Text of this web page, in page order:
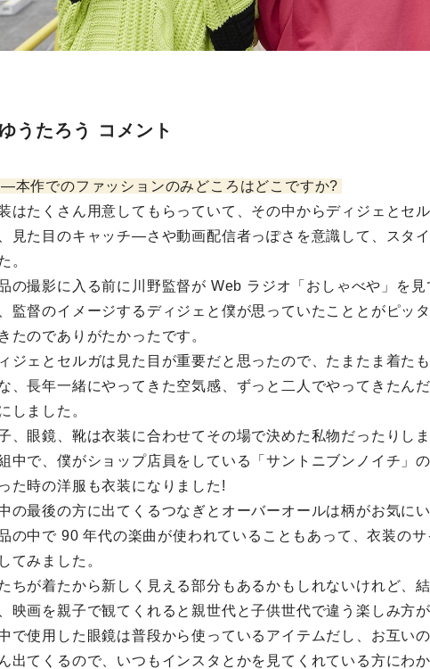
ゆうたろう コメント
本作でのファッションのみどころはどこですか?
はたくさん用意してもらっていて、その中からディジェとセ
見た目のキャッチ―さや動画配信者っぽさを意識して、スタ
。
の撮影に入る前に川野監督が Web ラジオ「おしゃべや」を
監督のイメージするディジェと僕が思っていたこととがピッ
たのでありがたかったです。
ジェとセルガは見た目が重要だと思ったので、たまたま着た
、長年一緒にやってきた空気感、ずっと二人でやってきたん
しました。
、眼鏡、靴は衣装に合わせてその場で決めた私物だったりし
中で、僕がショップ店員をしている「サントニブンノイチ」
た時の洋服も衣装になりました!
の最後の方に出てくるつなぎとオーバーオールは柄がお気に
の中で 90 年代の楽曲が使われていることもあって、衣装の
てみました。
ちが着たから新しく見える部分もあるかもしれないけれど、
映画を親子で観てくれると親世代と子供世代で違う楽しみ方
で使用した眼鏡は普段から使っているアイテムだし、お互い
出てくるので、いつもインスタとかを見てくれている方にわ